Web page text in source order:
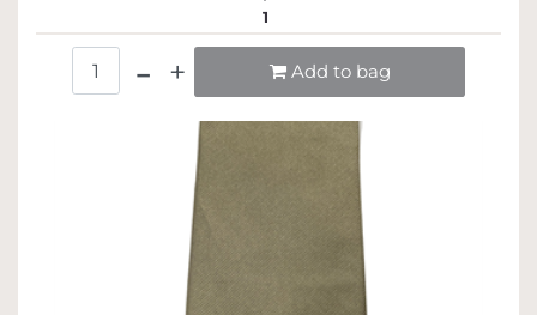
1
Add to bag